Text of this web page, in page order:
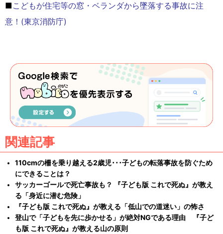
■こどもが住宅等の窓・ベランダから墜落する事故に注
意！(東京消防庁)
関連記事
110cmの柵を乗り越える2歳児･･･子どもの転落事故を防ぐため
にできることは？
サッカーゴールで死亡事故も？ 『子ども版 これで死ぬ』が教え
る「身近に潜む危険」
『子ども版 これで死ぬ』が教える「低山での道迷い」の怖さ
登山で「子どもを先に歩かせる」が絶対NGである理由 『子ど
も版 これで死ぬ』が教える山の原則